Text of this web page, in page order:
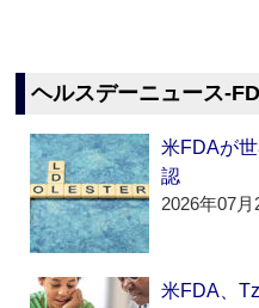
ヘルスデーニュース
米FDAが
認
2026年07
米FDA、